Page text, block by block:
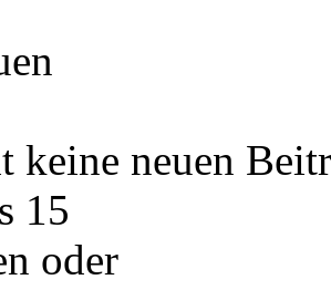
keine neuen